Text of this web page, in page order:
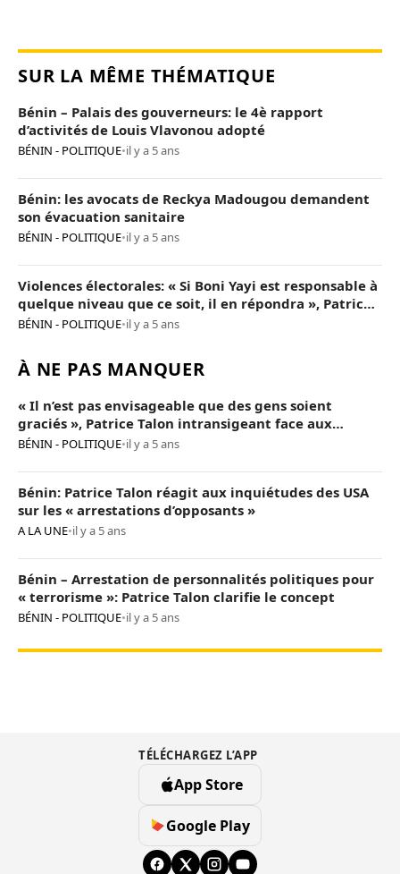
SUR LA MÊME THÉMATIQUE
Bénin – Palais des gouverneurs: le 4è rapport
d’activités de Louis Vlavonou adopté
BÉNIN - POLITIQUE•il y a 5 ans
Bénin: les avocats de Reckya Madougou demandent
son évacuation sanitaire
BÉNIN - POLITIQUE•il y a 5 ans
Violences électorales: « Si Boni Yayi est responsable à
quelque niveau que ce soit, il en répondra », Patrice
Talon
BÉNIN - POLITIQUE•il y a 5 ans
À NE PAS MANQUER
« Il n’est pas envisageable que des gens soient
graciés », Patrice Talon intransigeant face aux
« opposants terroristes »
BÉNIN - POLITIQUE•il y a 5 ans
Bénin: Patrice Talon réagit aux inquiétudes des USA
sur les « arrestations d’opposants »
A LA UNE•il y a 5 ans
Bénin – Arrestation de personnalités politiques pour
« terrorisme »: Patrice Talon clarifie le concept
BÉNIN - POLITIQUE•il y a 5 ans
TÉLÉCHARGEZ L’APP
App Store
Google Play